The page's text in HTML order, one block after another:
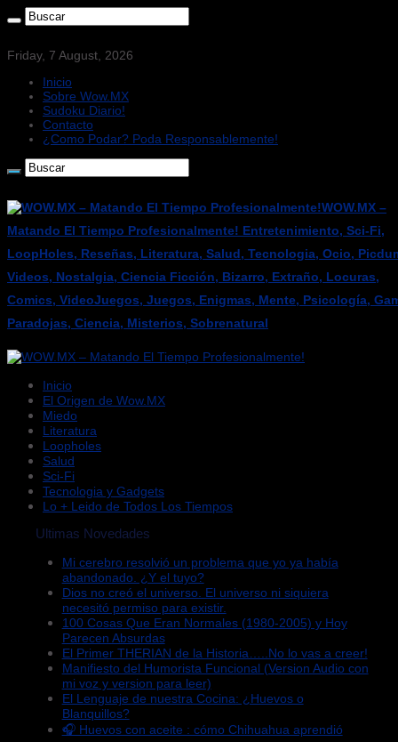
Friday, 7 August, 2026
Inicio
Sobre Wow.MX
Sudoku Diario!
Contacto
¿Como Podar? Poda Responsablemente!
WOW.MX –
Matando El Tiempo Profesionalmente! Entretenimiento, Sci-Fi,
LoopHoles, Reseñas, Literatura, Salud, Tecnologia, Ocio,
Videos, Nostalgia, Ciencia Ficción, Bizarro, Extraño, Locuras,
Comics, VideoJuegos, Juegos, Enigmas, Mente, Psicología,
Paradojas, Ciencia, Misterios, Sobrenatural
Inicio
El Origen de Wow.MX
Miedo
Literatura
Loopholes
Salud
Sci-Fi
Tecnologia y Gadgets
Lo + Leido de Todos Los Tiempos
Ultimas Novedades
Mi cerebro resolvió un problema que yo ya había
abandonado. ¿Y el tuyo?
Dios no creó el universo. El universo ni siquiera
necesitó permiso para existir.
100 Cosas Que Eran Normales (1980-2005) y Hoy
Parecen Absurdas
El Primer THERIAN de la Historia…..No lo vas a creer!
Manifiesto del Humorista Funcional (Version Audio con
mi voz y version para leer)
El Lenguaje de nuestra Cocina: ¿Huevos o
Blanquillos?
🎧 Huevos con aceite : cómo Chihuahua aprendió